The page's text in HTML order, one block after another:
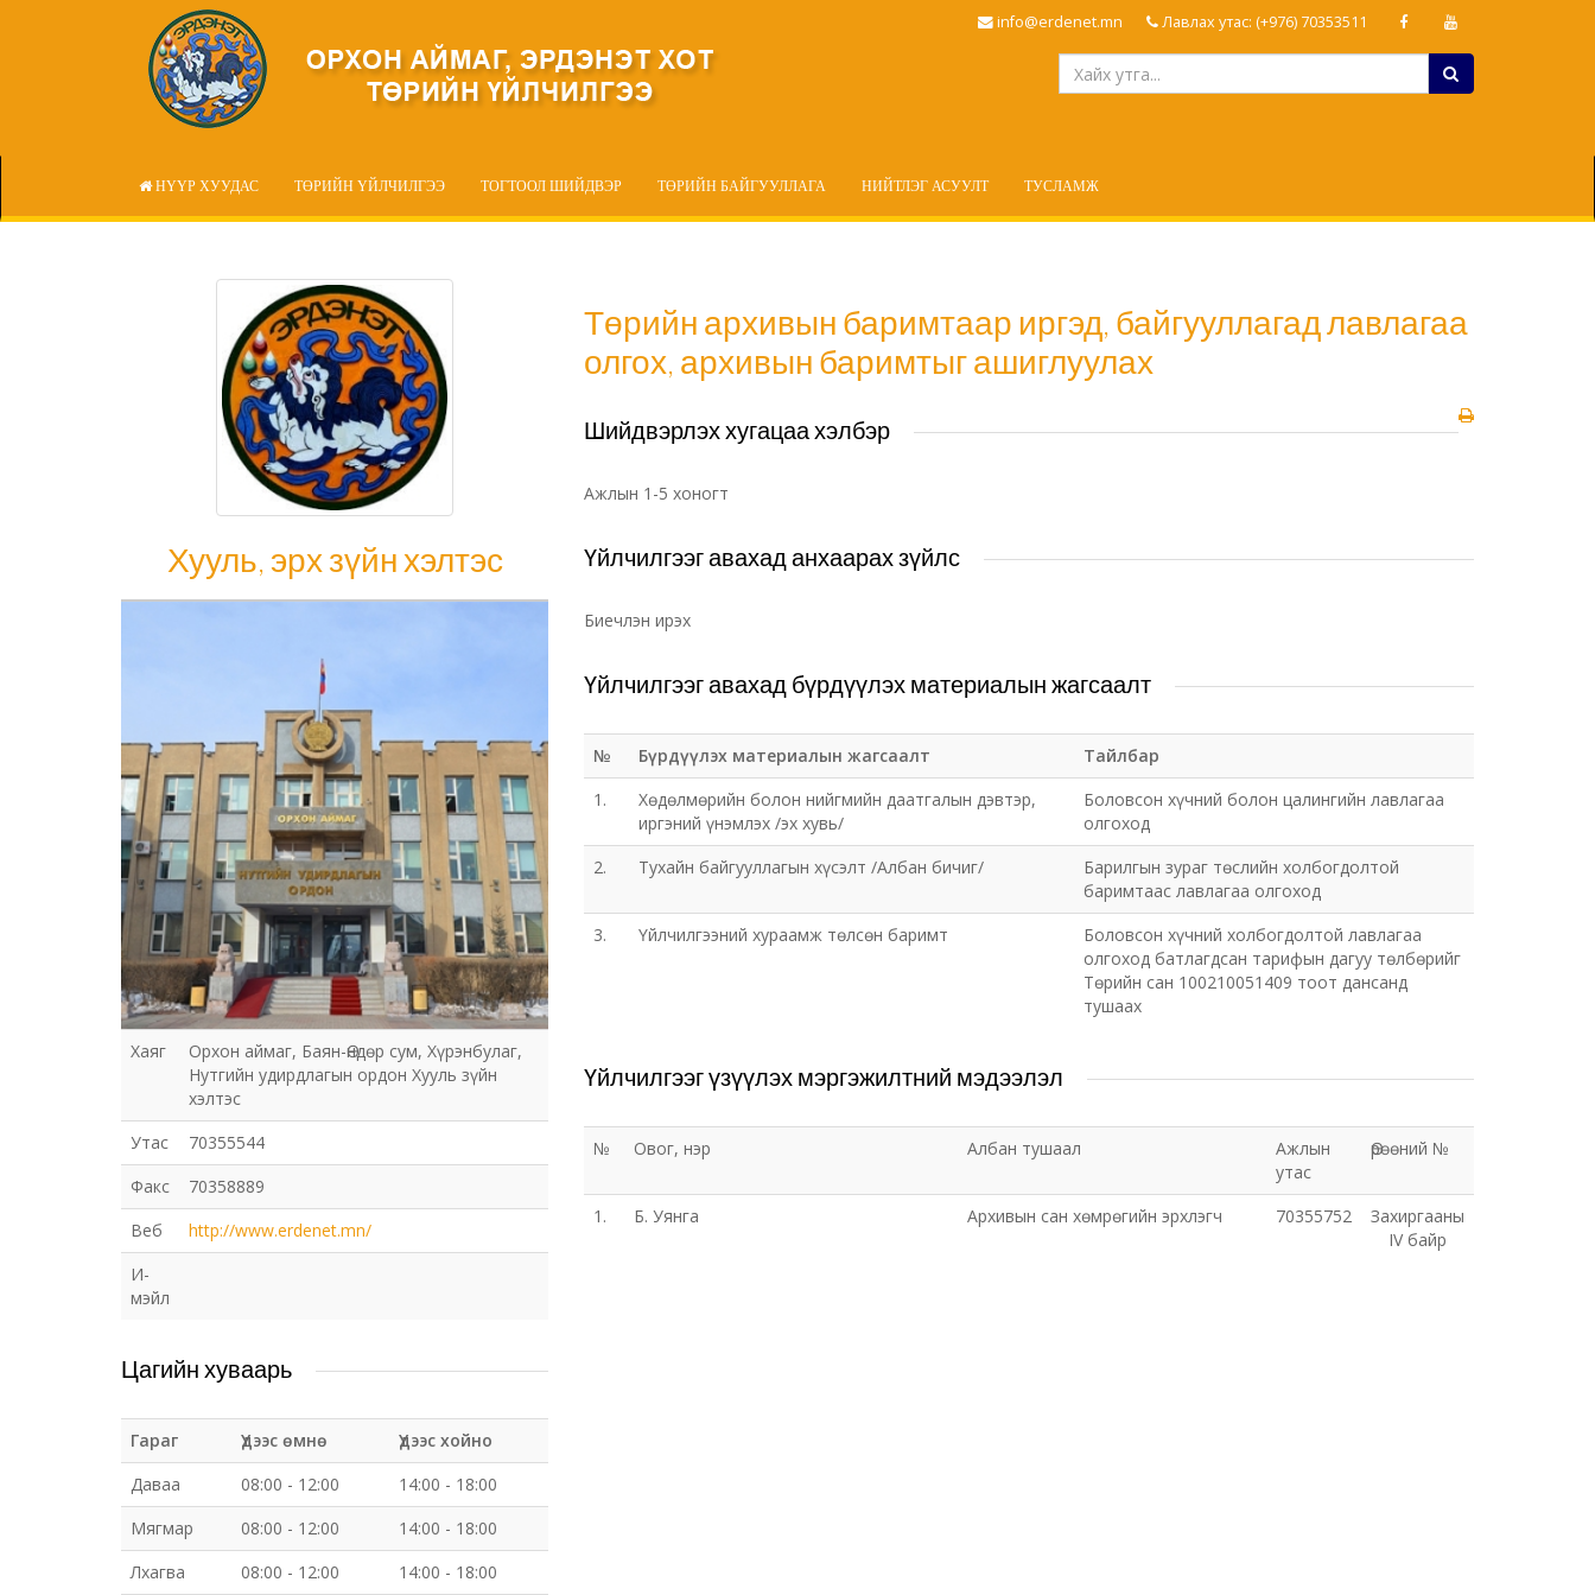
info@erdenet.mn Лавлах утас: (+976) 70353511
НҮҮР ХУУДАС ТӨРИЙН ҮЙЛЧИЛГЭЭ ТОГТООЛ ШИЙДВЭР ТӨРИЙН БАЙГУУЛЛАГА НИЙТЛЭГ АСУУЛТ ТУСЛАМЖ
Хууль, эрх зүйн хэлтэс
Хаяг
Орхон аймаг, Баян-Өндөр сум, Хүрэнбулаг,
Нутгийн удирдлагын ордон Хууль зүйн
хэлтэс
Утас
70355544
Факс
70358889
Веб
http://www.erdenet.mn/
И-
мэйл
Цагийн хуваарь
Гараг Үдээс өмнө
Үдээс хойно
Даваа
08:00 - 12:00
14:00 - 18:00
Мягмар
08:00 - 12:00
14:00 - 18:00
Лхагва
08:00 - 12:00 14:00 - 18:00
Төрийн архивын баримтаар иргэд, байгууллагад лавлагаа
олгох, архивын баримтыг ашиглуулах
Шийдвэрлэх хугацаа хэлбэр
Ажлын 1-5 хоногт
Үйлчилгээг авахад анхаарах зүйлс
Биечлэн ирэх
Үйлчилгээг авахад бүрдүүлэх материалын жагсаалт
№ Бүрдүүлэх материалын жагсаалт
Тайлбар
1.
Хөдөлмөрийн болон нийгмийн даатгалын дэвтэр,
иргэний үнэмлэх /эх хувь/
Боловсон хүчний болон цалингийн лавлагаа
олгоход
2.
Тухайн байгууллагын хүсэлт /Албан бичиг/
Барилгын зураг төслийн холбогдолтой
баримтаас лавлагаа олгоход
3.
Үйлчилгээний хураамж төлсөн баримт
Боловсон хүчний холбогдолтой лавлагаа
олгоход батлагдсан тарифын дагуу төлбөрийг
Төрийн сан 100210051409 тоот дансанд
тушаах
Үйлчилгээг үзүүлэх мэргэжилтний мэдээлэл
№ Овог, нэр Албан тушаал
Ажлын
утас
Өрөөний №
1. Б. Уянга Архивын сан хөмрөгийн эрхлэгч 70355752
Захиргааны
IV байр